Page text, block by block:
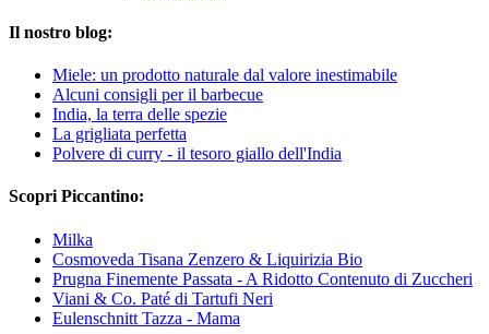
Il nostro blog:
Miele: un prodotto naturale dal valore inestimabile
Alcuni consigli per il barbecue
India, la terra delle spezie
La grigliata perfetta
Polvere di curry - il tesoro giallo dell'India
Scopri Piccantino:
Milka
Cosmoveda Tisana Zenzero & Liquirizia Bio
Prugna Finemente Passata - A Ridotto Contenuto di Zuccheri
Viani & Co. Paté di Tartufi Neri
Eulenschnitt Tazza - Mama